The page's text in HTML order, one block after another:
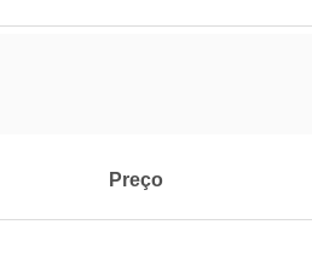
Preço